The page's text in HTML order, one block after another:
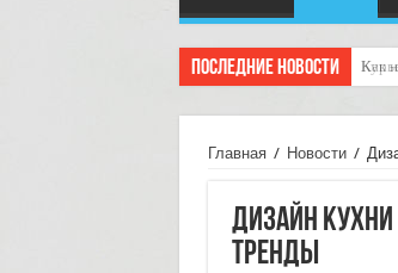
Последние новости Как
Главная / Новости /
Дизайн Кухни
Тренды